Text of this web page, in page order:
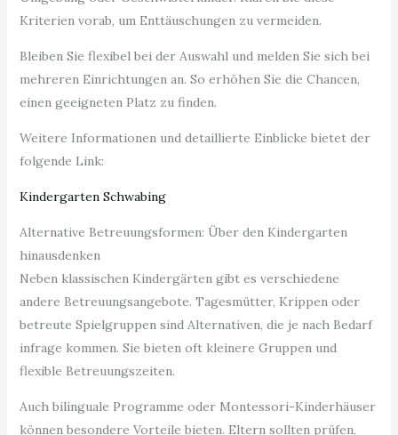
Kriterien vorab, um Enttäuschungen zu vermeiden.
Bleiben Sie flexibel bei der Auswahl und melden Sie sich bei
mehreren Einrichtungen an. So erhöhen Sie die Chancen,
einen geeigneten Platz zu finden.
Weitere Informationen und detaillierte Einblicke bietet der
folgende Link:
Kindergarten Schwabing
Alternative Betreuungsformen: Über den Kindergarten
hinausdenken
Neben klassischen Kindergärten gibt es verschiedene
andere Betreuungsangebote. Tagesmütter, Krippen oder
betreute Spielgruppen sind Alternativen, die je nach Bedarf
infrage kommen. Sie bieten oft kleinere Gruppen und
flexible Betreuungszeiten.
Auch bilinguale Programme oder Montessori-Kinderhäuser
können besondere Vorteile bieten. Eltern sollten prüfen,